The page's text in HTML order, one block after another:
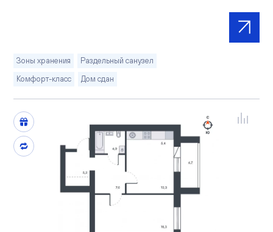
Зоны хранения
Раздельный санузел
Комфорт-класс
Дом сдан